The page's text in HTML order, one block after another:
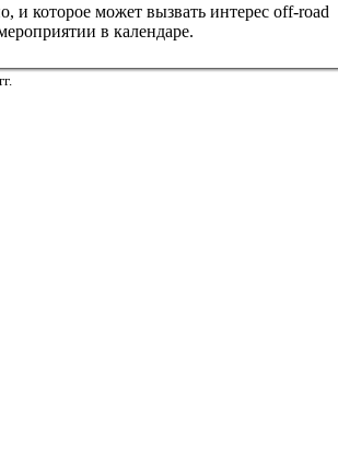
которое может вызвать интерес оff-road
в календаре.